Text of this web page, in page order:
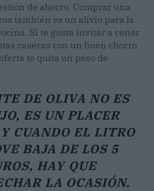
de ahorro. Comprar una
también es un alivio para la
Si te gusta invitar a cenar
caseras con un buen chorro
te quita un peso de
DE OLIVA NO ES
ES UN PLACER
CUANDO EL LITRO
BAJA DE LOS 5
HAY QUE
LA OCASIÓN.